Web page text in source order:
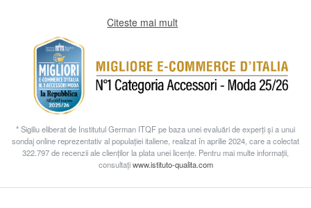
Citeste mai mult
* Sigiliu eliberat de Institutul German ITQF pe baza unei evaluări de experți și a unui
sondaj online reprezentativ al populației italiene, realizat în aprilie 2024, care a colectat
322.797 de recenzii ale clienților la plata unei licențe. Pentru mai multe informații,
consultațiwww.istituto-qualita.com